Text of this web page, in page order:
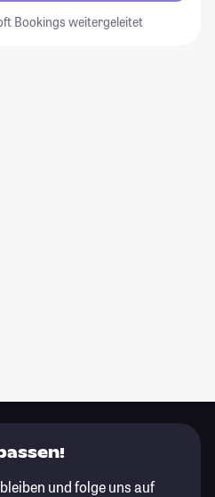
Bookings weitergeleitet
und folge uns auf